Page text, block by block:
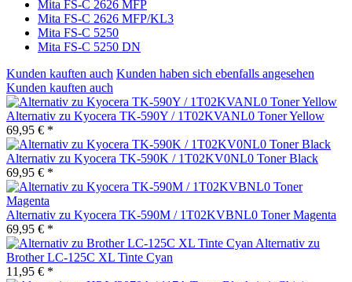
Mita FS-C 2626 MFP
Mita FS-C 2626 MFP/KL3
Mita FS-C 5250
Mita FS-C 5250 DN
Kunden kauften auch Kunden haben sich ebenfalls angesehen
Kunden kauften auch
Alternativ zu Kyocera TK-590Y / 1T02KVANL0 Toner Yellow
69,95 € *
Alternativ zu Kyocera TK-590K / 1T02KV0NL0 Toner Black
69,95 € *
Alternativ zu Kyocera TK-590M / 1T02KVBNL0 Toner Magenta
69,95 € *
Alternativ zu
Brother LC-125C XL Tinte Cyan
11,95 € *